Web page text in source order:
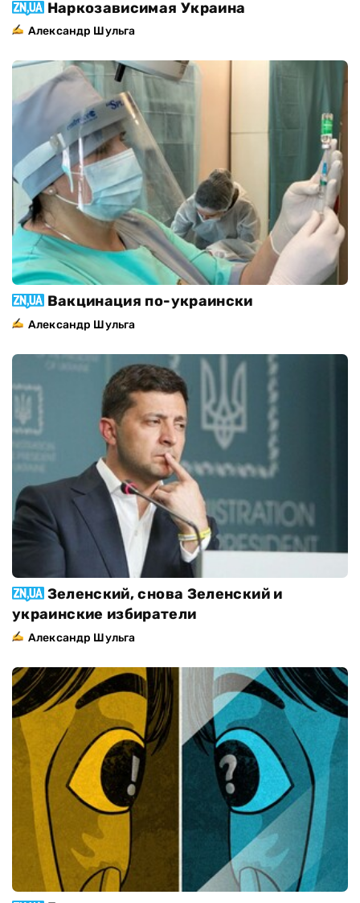
Наркозависимая Украина
Александр Шульга
Вакцинация по-украински
Александр Шульга
Зеленский, снова Зеленский и
украинские избиратели
Александр Шульга